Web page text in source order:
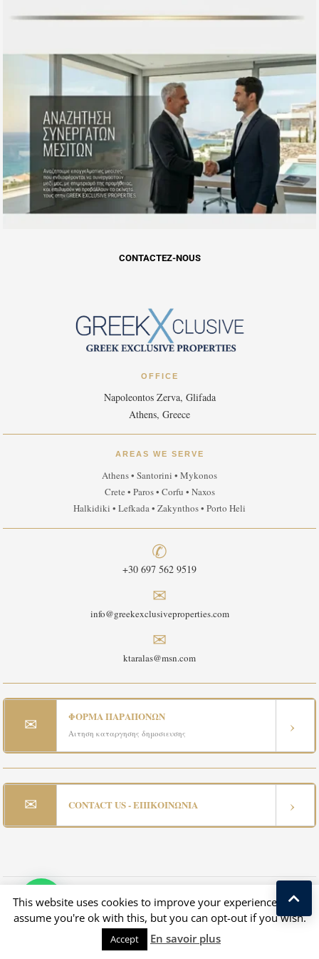
niveau emergentes qui offrent une valeur convaincante pour
les acheteurs informes. Chaque propriete est evaluee pour
la clarte du titre de propriete, la conformite urbanistique et
les projections realistes de rendement locatif. Nous
proposons des visites privees en personne, des
consultations de plans d'etage et des visites en appel video
pour les acheteurs etrangers en phase de recherche.
Pour explorer toute la gamme des destinations des iles
grecques, visitez notre pageProprietes en Bord de Mer en
Naxos.
CONTACTEZ-NOUS
OFFICE
Napoleontos Zerva, Glifada
Athens, Greece
AREAS WE SERVE
Athens • Santorini • Mykonos
Crete • Paros • Corfu • Naxos
Halkidiki • Lefkada • Zakynthos • Porto Heli
✆
+30 697 562 9519
✉
info@greekexclusiveproperties.com
✉
ktaralas@msn.com
✉ ΦΟΡΜΑ ΠΑΡΑΠΟΝΩΝ
Αιτηση καταργησης δημοσιευσης ›
✉ CONTACT US - ΕΠΙΚΟΙΝΩΝΙΑ ›
Copyright © 2025 Tous droits réservés à Greek Exclusive Properties
(Immobilier en Grèce, Propriété en Grèce, Immobilier grec, Maisons en Grèce)
Conçu par Luxury Estate & Kostas Taralas
This website uses cookies to improve your experience. We'll
assume you're ok with this, but you can opt-out if you wish.
Accept En savoir plus